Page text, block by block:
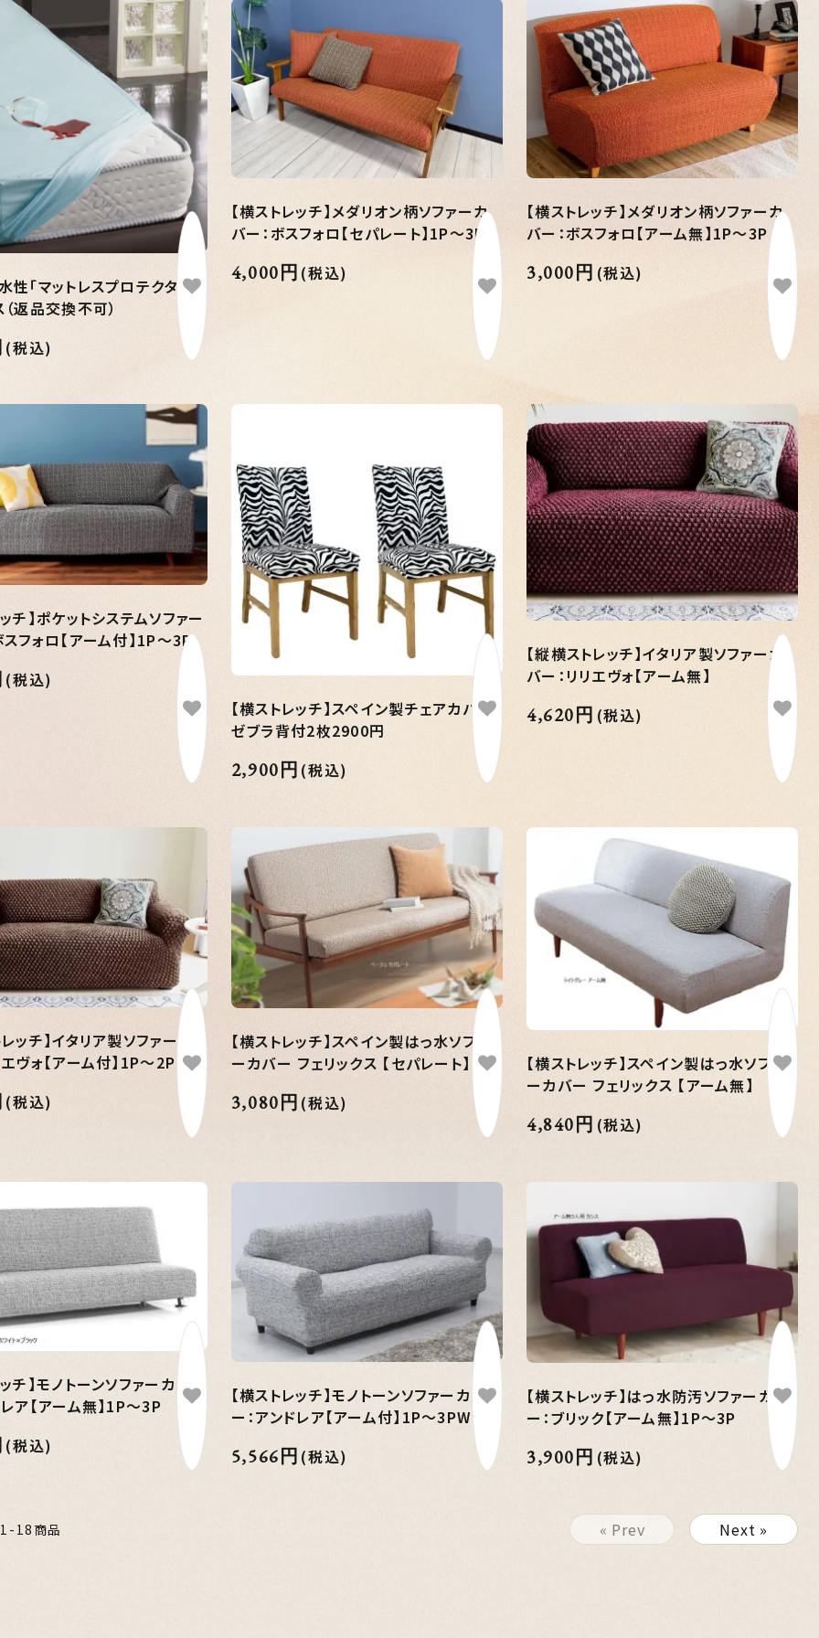
性「マットレスプロテクター」
返品交換不可）
(税込)
【横ストレッチ】メダリオン柄ソファーカ
バー：ボスフォロ【セパレート】1P～3P
4,000円 (税込)
【横ストレッチ】メダリオン柄ソファーカ
バー：ボスフォロ【アーム無】1P～3P
3,000円 (税込)
チ】ポケットシステムソファー
スフォロ【アーム付】1P～3P
(税込)
【横ストレッチ】スペイン製チェアカバー：
ゼブラ背付2枚2900円
2,900円 (税込)
【縦横ストレッチ】イタリア製ソファーカ
バー：リリエヴォ【アーム無】
4,620円 (税込)
ッチ】イタリア製ソファーカ
ヴォ【アーム付】1P～2P
(税込)
【横ストレッチ】スペイン製はっ水ソファ
ーカバー フェリックス 【セパレート】
3,080円 (税込)
【横ストレッチ】スペイン製はっ水ソファ
ーカバー フェリックス 【アーム無】
4,840円 (税込)
チ】モノトーンソファーカバ
ア【アーム無】1P～3P
(税込)
【横ストレッチ】モノトーンソファーカバ
ー：アンドレア【アーム付】1P～3PW
5,566円 (税込)
【横ストレッチ】はっ水防汚ソファーカバ
ー：ブリック【アーム無】1P～3P
3,900円 (税込)
18商品 « Prev Next »